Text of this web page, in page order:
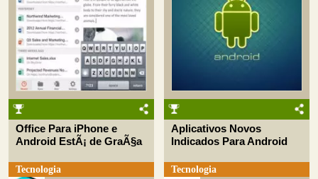
Office Para iPhone e
Android EstÃ¡ de GraÃ§a
Tecnologia
Aplicativos Novos
Indicados Para Android
Tecnologia